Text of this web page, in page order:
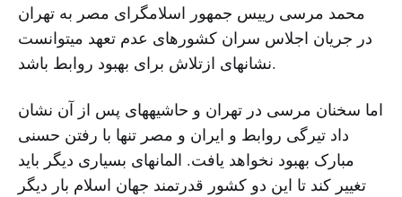
محمد مرسی رییس جمهور اسلامگرای مصر به تهران
در جریان اجلاس سران کشورهای عدم تعهد میتوانست
نشانهای ازتلاش برای بهبود روابط باشد.
اما سخنان مرسی در تهران و حاشیههای پس از آن نشان
داد تیرگی روابط و ایران و مصر تنها با رفتن حسنی
مبارک بهبود نخواهد یافت. المانهای بسیاری دیگر باید
تغییر کند تا این دو کشور قدرتمند جهان اسلام بار دیگر